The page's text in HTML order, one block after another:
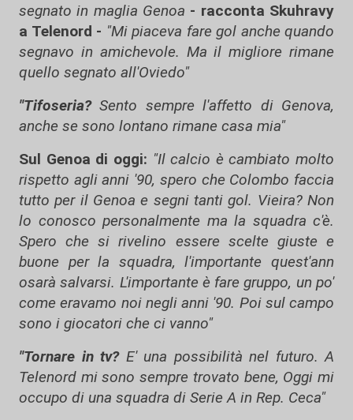
segnato in maglia Genoa - racconta Skuhravy
a Telenord - "Mi piaceva fare gol anche quando
segnavo in amichevole. Ma il migliore rimane
quello segnato all'Oviedo"
"Tifoseria?Sento sempre l'affetto di Genova,
anche se sono lontano rimane casa mia"
Sul Genoa di oggi: "Il calcio è cambiato molto
rispetto agli anni '90, spero che Colombo faccia
tutto per il Genoa e segni tanti gol. Vieira? Non
lo conosco personalmente ma la squadra c'è.
Spero che si rivelino essere scelte giuste e
buone per la squadra, l'importante quest'ann
osarà salvarsi. L'importante è fare gruppo, un po'
come eravamo noi negli anni '90. Poi sul campo
sono i giocatori che ci vanno"
"Tornare in tv? E' una possibilità nel futuro. A
Telenord mi sono sempre trovato bene, Oggi mi
occupo di una squadra di Serie A in Rep. Ceca"